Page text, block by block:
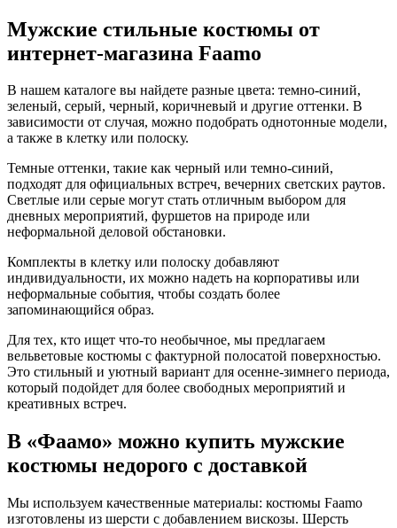
Мужские стильные костюмы от
интернет-магазина Faamo
В нашем каталоге вы найдете разные цвета: темно-синий,
зеленый, серый, черный, коричневый и другие оттенки. В
зависимости от случая, можно подобрать однотонные модели,
а также в клетку или полоску.
Темные оттенки, такие как черный или темно-синий,
подходят для официальных встреч, вечерних светских раутов.
Светлые или серые могут стать отличным выбором для
дневных мероприятий, фуршетов на природе или
неформальной деловой обстановки.
Комплекты в клетку или полоску добавляют
индивидуальности, их можно надеть на корпоративы или
неформальные события, чтобы создать более
запоминающийся образ.
Для тех, кто ищет что-то необычное, мы предлагаем
вельветовые костюмы с фактурной полосатой поверхностью.
Это стильный и уютный вариант для осенне-зимнего периода,
который подойдет для более свободных мероприятий и
креативных встреч.
В «Фаамо» можно купить мужские
костюмы недорого с доставкой
Мы используем качественные материалы: костюмы Faamo
изготовлены из шерсти с добавлением вискозы. Шерсть